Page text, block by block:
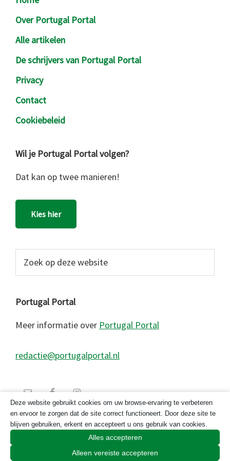
Over Portugal Portal
Alle artikelen
De schrijvers van Portugal Portal
Privacy
Contact
Cookiebeleid
Wil je Portugal Portal volgen?
Dat kan op twee manieren!
Kies hier
website
Portugal Portal
Meer informatie over Portugal Portal
redactie@portugalportal.nl
Deze website gebruikt cookies om uw browse-ervaring te verbeteren
en ervoor te zorgen dat de site correct functioneert. Door deze site te
blijven gebruiken, erkent en accepteert u ons gebruik van cookies.
Alles accepteren
Alleen vereiste accepteren